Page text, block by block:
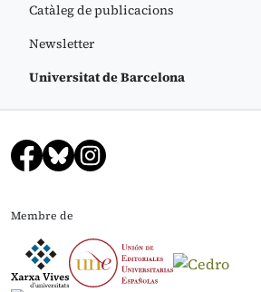
Catàleg de publicacions
Newsletter
Universitat de Barcelona
Membre de